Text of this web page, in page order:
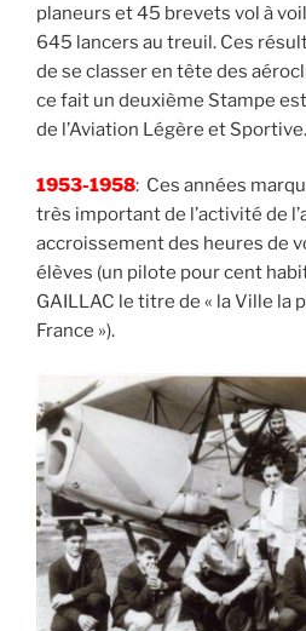
planeurs et 45 brevets vol à
645 lancers au treuil. Ces
de se classer en tête des
ce fait un deuxième Stampe
de l’Aviation Légère et Sportive.
1953-1958: Ces années
très important de l’activité de
accroissement des heures de
élèves (un pilote pour cent
GAILLAC le titre de « la Ville la
France »).